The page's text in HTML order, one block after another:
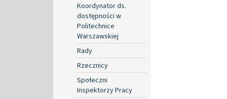
Koordynator ds.
dostępności w
Politechnice
Warszawskiej
Rady
Rzecznicy
Społeczni
Inspektorzy Pracy